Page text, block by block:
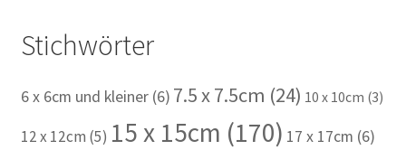
Stichwörter
6 x 6cm und kleiner(6) 7.5 x 7.5cm (24) 10 x 10cm (3)
12 x 12cm (5) 15 x 15cm (170) 17 x 17cm (6)